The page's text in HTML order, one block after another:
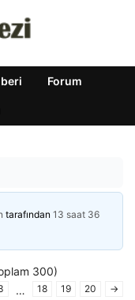
Forum
tarafından 13 saat 36
300)
… 18 19 20 →